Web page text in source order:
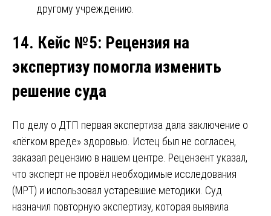
другому учреждению.
14. Кейс №5: Рецензия на
экспертизу помогла изменить
решение суда
По делу о ДТП первая экспертиза дала заключение о
«лёгком вреде» здоровью. Истец был не согласен,
заказал рецензию в нашем центре. Рецензент указал,
что эксперт не провёл необходимые исследования
(МРТ) и использовал устаревшие методики. Суд
назначил повторную экспертизу, которая выявила